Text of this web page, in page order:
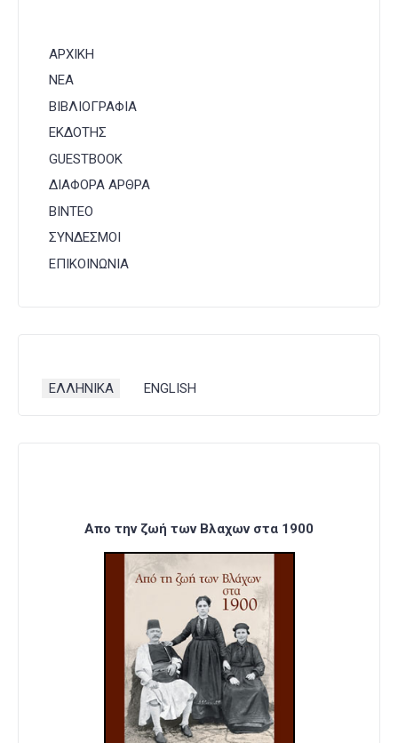
ΑΡΧΙΚΗ
ΝΕΑ
ΒΙΒΛΙΟΓΡΑΦΙΑ
ΕΚΔΟΤΗΣ
GUESTBOOK
ΔΙΑΦΟΡΑ ΑΡΘΡΑ
ΒΙΝΤΕΟ
ΣΥΝΔΕΣΜΟΙ
ΕΠΙΚΟΙΝΩΝΙΑ
Επιλέξτε τη γλώσσα σας
ΕΛΛΗΝΙΚΑ ENGLISH
Απο την ζωή των Βλαχων στα 1900